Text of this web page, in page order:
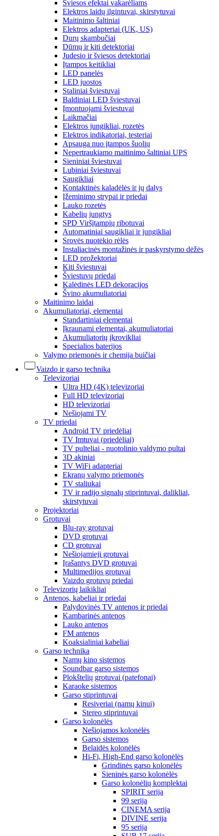
Šviesos efektai vakarėliams
Elektros laidų ilgintuvai, skirstytuvai
Maitinimo šaltiniai
Elektros adapteriai (UK, US)
Durų skambučiai
Dūmų ir kiti detektoriai
Judesio ir šviesos detektoriai
Įtampos keitikliai
LED panelės
LED juostos
Staliniai šviestuvai
Baldiniai LED šviestuvai
Įmontuojami šviestuvai
Laikmačiai
Elektros jungikliai, rozetės
Elektros indikatoriai, testeriai
Apsauga nuo įtampos šuolių
Nepertraukiamo maitinimo šaltiniai UPS
Sieniniai šviestuvai
Lubiniai šviestuvai
Saugikliai
Kontaktinės kaladėlės ir jų dalys
Įžeminimo strypai ir priedai
Lauko rozetės
Kabelių jungtys
SPD Viršįtampių ribotuvai
Automatiniai saugikliai ir jungikliai
Srovės nuotėkio rėlės
Instaliacinės montažinės ir paskyrstymo dėžės
LED prožektoriai
Kiti šviestuvai
Šviestuvų priedai
Kalėdinės LED dekoracijos
Švino akumuliatoriai
Maitinimo laidai
Akumuliatoriai, elementai
Standartiniai elementai
Įkraunami elementai, akumuliatoriai
Akumuliatorių įkrovikliai
Specialios baterijos
Valymo priemonės ir chemija buičiai
Vaizdo ir garso technika
Televizoriai
Ultra HD (4K) televizoriai
Full HD televizoriai
HD televizoriai
Nešiojami TV
TV priedai
Android TV priedėliai
TV Imtuvai (priedėliai)
TV pulteliai - nuotolinio valdymo pultai
3D akiniai
TV WiFi adapteriai
Ekranų valymo priemonės
TV staliukai
TV ir radijo signalų stiprintuvai, dalikliai,
skirstytuvai
Projektoriai
Grotuvai
Blu-ray grotuvai
DVD grotuvai
CD grotuvai
Nešiojamieji grotuvai
Įrašantys DVD grotuvai
Multimedijos grotuvai
Vaizdo grotuvų priedai
Televizorių laikikliai
Antenos, kabeliai ir priedai
Palydovinės TV antenos ir priedai
Kambarinės antenos
Lauko antenos
FM antenos
Koaksialiniai kabeliai
Garso technika
Namų kino sistemos
Soundbar garso sistemos
Plokštelių grotuvai (patefonai)
Karaoke sistemos
Garso stiprintuvai
Resiveriai (namų kinui)
Stereo stiprintuvai
Garso kolonėlės
Nešiojamos kolonėlės
Garso sistemos
Belaidės kolonėlės
Hi-Fi, High-End garso kolonėlės
Grindinės garso kolonėlės
Sieninės garso kolonėlės
Garso kolonėlių komplektai
SPIRIT serija
99 serija
CINEMA serija
DIVINE serija
95 serija